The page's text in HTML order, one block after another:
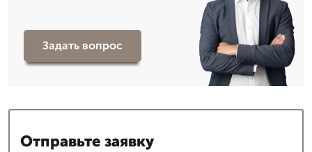
Задать вопрос
Отправьте заявку